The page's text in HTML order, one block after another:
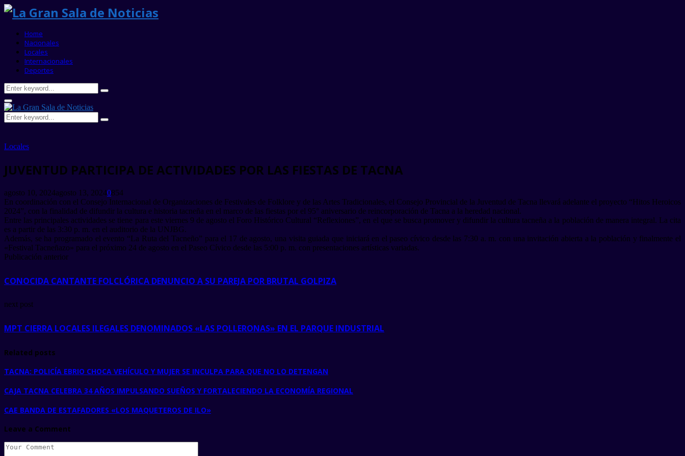
Home
Nacionales
Locales
Internacionales
Deportes
Search
for:
Search
Primary
Menu
Search
for:
Search
Locales
JUVENTUD PARTICIPA DE ACTIVIDADES POR LAS FIESTAS DE TACNA
agosto 10, 2024agosto 13, 20240854
En coordinación con el Consejo Internacional de Organizaciones de Festivales de Folklore y de las Artes Tradicionales, el Consejo Provincial de la Juventud de Tacna llevará adelante el proyecto “Hitos Heroicos
2024”, con la finalidad de difundir la cultura e historia tacneña en el marco de las fiestas por el 95° aniversario de reincorporación de Tacna a la heredad nacional.
Entre las principales actividades se tiene para este viernes 9 de agosto el Foro Histórico Cultural “Reflexiones”, en el que se busca promover y difundir la cultura tacneña a la población de manera integral. La cita
es a partir de las 3:30 p. m. en el auditorio de la UNJBG.
Además, se ha programado el evento “La Ruta del Tacneño” para el 17 de agosto, una visita guiada que iniciará en el paseo cívico desde las 7:30 a. m. con una invitación abierta a la población y finalmente el
«Festival Tacneñazo» para el próximo 24 de agosto en el Paseo Cívico desde las 5:00 p. m. con presentaciones artísticas variadas.
Publicación anterior
CONOCIDA CANTANTE FOLCLÓRICA DENUNCIO A SU PAREJA POR BRUTAL GOLPIZA
next post
MPT CIERRA LOCALES ILEGALES DENOMINADOS «LAS POLLERONAS» EN EL PARQUE INDUSTRIAL
Related posts
TACNA: POLICÍA EBRIO CHOCA VEHÍCULO Y MUJER SE INCULPA PARA QUE NO LO DETENGAN
CAJA TACNA CELEBRA 34 AÑOS IMPULSANDO SUEÑOS Y FORTALECIENDO LA ECONOMÍA REGIONAL
CAE BANDA DE ESTAFADORES «LOS MAQUETEROS DE ILO»
Leave a Comment